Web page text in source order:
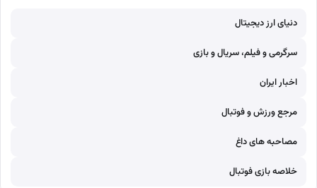
دنیای ارز دیجیتال
سرگرمی و فیلم، سریال و بازی
اخبار ایران
مرجع ورزش و فوتبال
مصاحبه های داغ
خلاصه بازی فوتبال